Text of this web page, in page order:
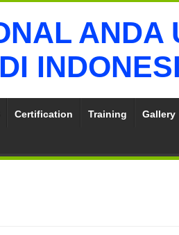
Certification Training Gallery